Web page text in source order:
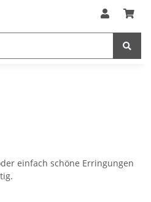
einfach schöne Erringungen